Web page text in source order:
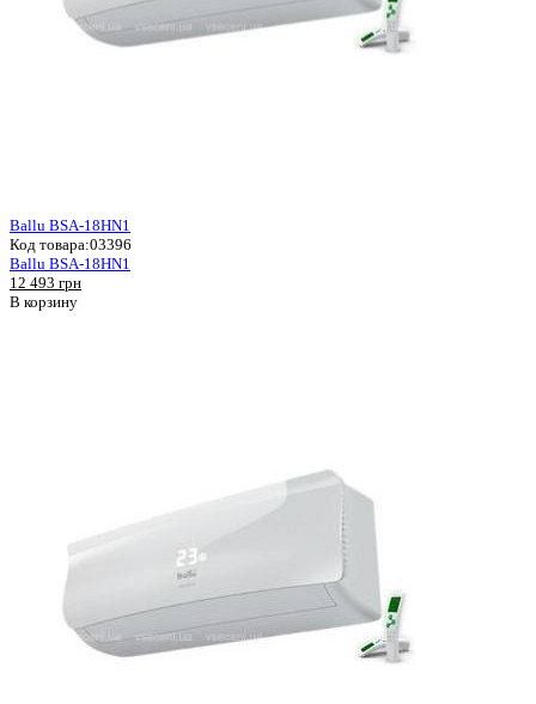
Ballu BSA-18HN1
Код товара:03396
Ballu BSA-18HN1
12 493 грн
В корзину